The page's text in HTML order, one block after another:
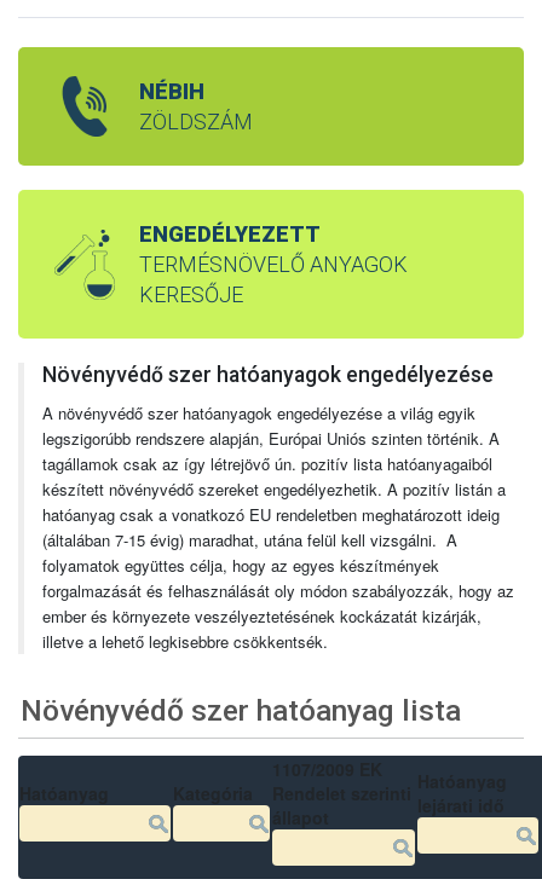
NÉBIH
ZÖLDSZÁM
ENGEDÉLYEZETT
TERMÉSNÖVELŐ ANYAGOK
KERESŐJE
Növényvédő szer hatóanyagok engedélyezése
A növényvédő szer hatóanyagok engedélyezése a világ egyik
legszigorúbb rendszere alapján, Európai Uniós szinten történik. A
tagállamok csak az így létrejövő ún. pozitív lista hatóanyagaiból
készített növényvédő szereket engedélyezhetik. A pozitív listán a
hatóanyag csak a vonatkozó EU rendeletben meghatározott ideig
(általában 7-15 évig) maradhat, utána felül kell vizsgálni. A
folyamatok együttes célja, hogy az egyes készítmények
forgalmazását és felhasználását oly módon szabályozzák, hogy az
ember és környezete veszélyeztetésének kockázatát kizárják,
illetve a lehető legkisebbre csökkentsék.
Növényvédő szer hatóanyag lista